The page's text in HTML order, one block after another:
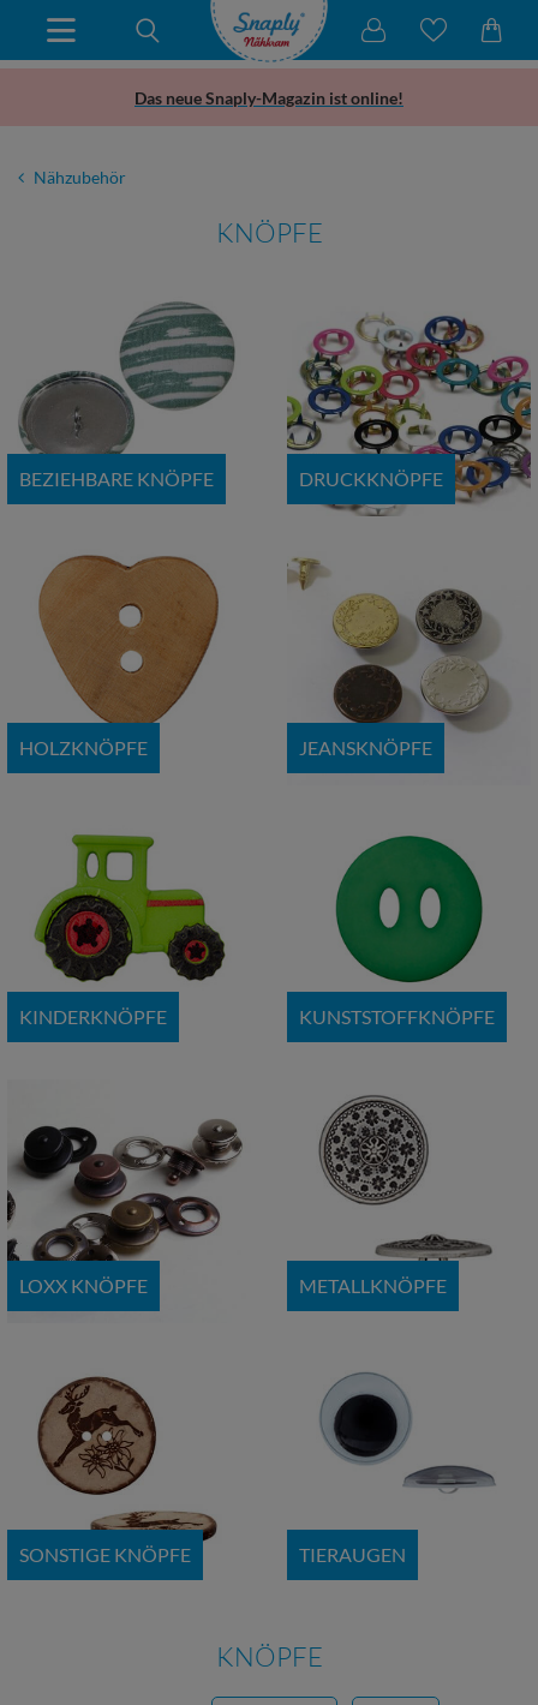
Das neue Snaply-Magazin ist online!
Nähzubehör
KNÖPFE
BEZIEHBARE KNÖPFE DRUCKKNÖPFE
HOLZKNÖPFE JEANSKNÖPFE
KINDERKNÖPFE KUNSTSTOFFKNÖPFE
LOXX KNÖPFE METALLKNÖPFE
SONSTIGE KNÖPFE TIERAUGEN
KNÖPFE